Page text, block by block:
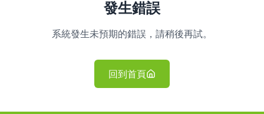
發生錯誤
系統發生未預期的錯誤，請稍後再試。
回到首頁